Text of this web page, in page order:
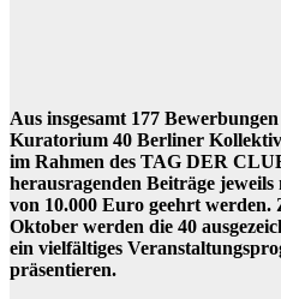
Aus insgesamt 177
Kuratorium 40 Berliner
im Rahmen des TAG DER
herausragenden Beiträge
von 10.000 Euro geehrt werden.
Oktober werden die 40
ein vielfältiges
präsentieren.